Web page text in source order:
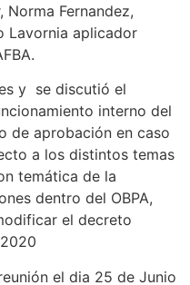
Norma Fernandez,
Lavornia aplicador
y se discutió el
interno del
de aprobación en caso
a los distintos temas
temática de la
dentro del OBPA,
el decreto
el dia 25 de Junio